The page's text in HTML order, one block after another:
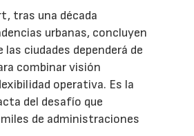
tras una década
urbanas, concluyen
las ciudades dependerá de
combinar visión
operativa. Es la
del desafío que
de administraciones